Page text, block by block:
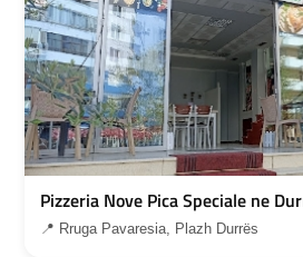
Pizzeria Nove Pica Speciale ne
📍 Rruga Pavaresia, Plazh Durrës